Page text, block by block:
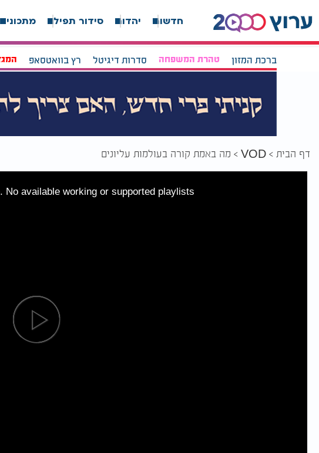
חדשות יהדות סידור תפילה מתכונים
ברכת המזון טהרת המשפחה סדרות דיגיטל רץ בוואטסאפ
דף הבית VOD מה באמת קורה בעולמות עליונים
No available working or supported playlists.